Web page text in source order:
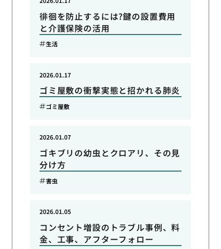
徘徊を防止するには?鍵の設置費用
と介護保険の活用
生活
ゴミ屋敷の衝撃実態と招かれる肺炎
2026.01.17
ゴミ屋敷
ゴキブリの幼虫とクロアリ、その見
分け方
2026.01.07
害虫
コンセント増設のトラブル事例、料
金、工事、アフターフォロー
2026.01.05